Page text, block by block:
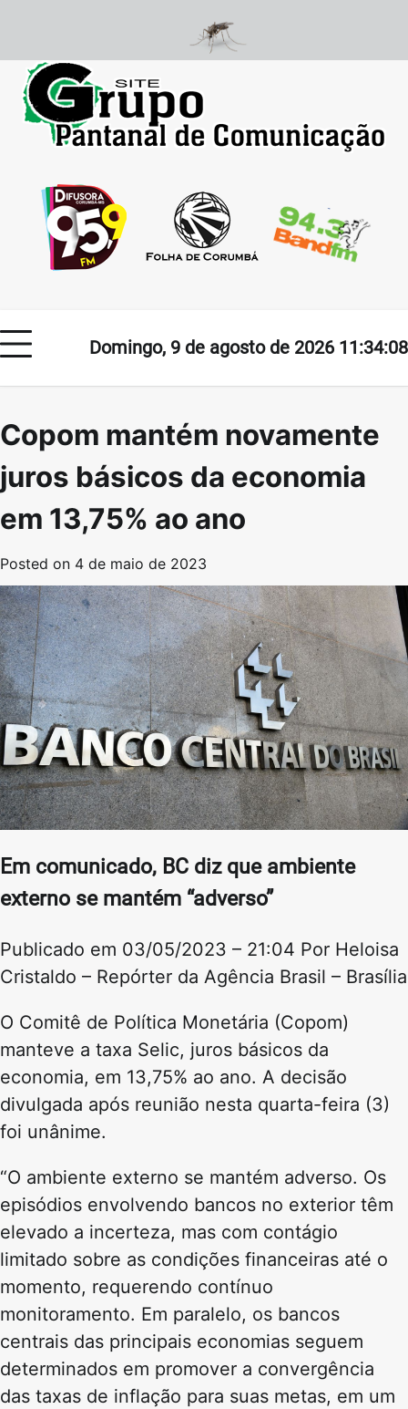
content
Domingo, 9 de agosto de 2026 11:34:08
Copom mantém novamente
juros básicos da economia
em 13,75% ao ano
Posted on 4 de maio de 2023
Em comunicado, BC diz que ambiente
externo se mantém “adverso”
Publicado em 03/05/2023 – 21:04 Por Heloisa
Cristaldo – Repórter da Agência Brasil – Brasília
O Comitê de Política Monetária (Copom)
manteve a taxa Selic, juros básicos da
economia, em 13,75% ao ano. A decisão
divulgada após reunião nesta quarta-feira (3)
foi unânime.
“O ambiente externo se mantém adverso. Os
episódios envolvendo bancos no exterior têm
elevado a incerteza, mas com contágio
limitado sobre as condições financeiras até o
momento, requerendo contínuo
monitoramento. Em paralelo, os bancos
centrais das principais economias seguem
determinados em promover a convergência
das taxas de inflação para suas metas, em um